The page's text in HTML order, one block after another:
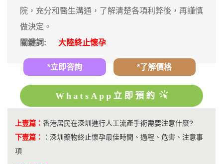
院，充分和醫生溝通，了解清楚各項利弊後，再謹慎
做決定。
關鍵詞:
大陸終止懷孕
*立即咨詢 *了解價格
WhatsApp立即預約
上壹篇： 香港居民在深圳進行人工流產手術需要注意什麼?
下壹篇：
： 深圳藥物終止懷孕最佳時間、過程、危害、注意事
項